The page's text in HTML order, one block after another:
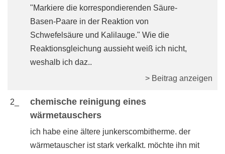
"Markiere die korrespondierenden Säure-
Basen-Paare in der Reaktion von
Schwefelsäure und Kalilauge." Wie die
Reaktionsgleichung aussieht weiß ich nicht,
weshalb ich daz..
> Beitrag anzeigen
2_
chemische reinigung eines
wärmetauschers
ich habe eine ältere junkerscombitherme. der
wärmetauscher ist stark verkalkt. möchte ihn mit